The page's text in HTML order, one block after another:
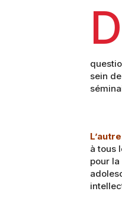
D
sein
à tous
pour